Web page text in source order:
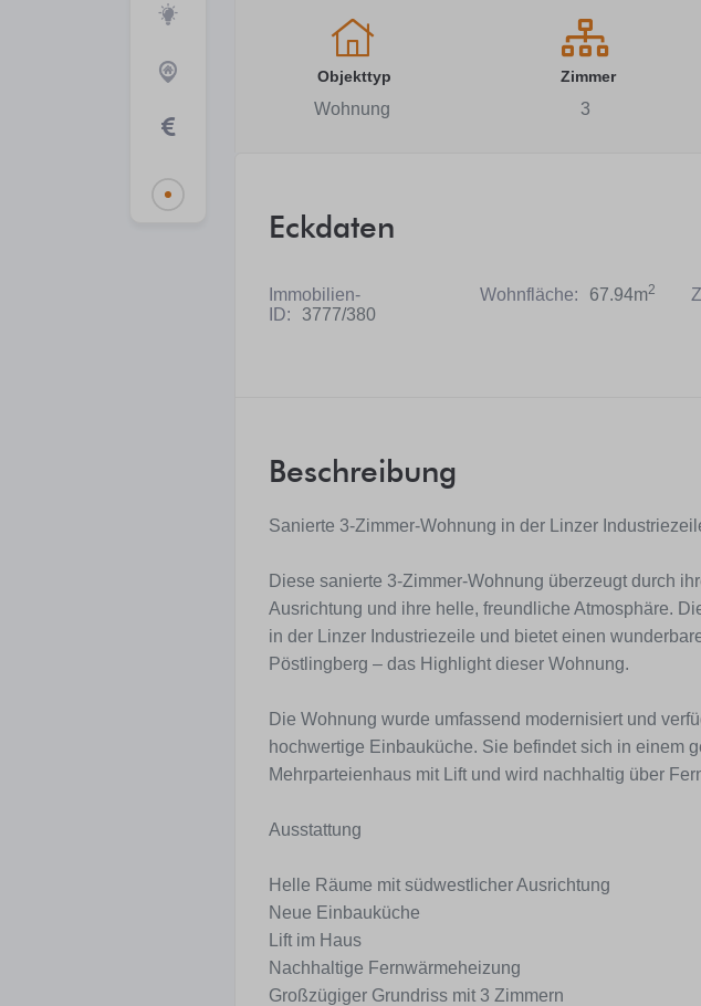
Objekttyp
Wohnung
Zimmer
3
Eckdaten
Immobilien-
ID:
3777/380
Wohnfläche: 67.94m2
Beschreibung
Sanierte 3-Zimmer-Wohnung in der Linzer
Diese sanierte 3-Zimmer-Wohnung überzeugt durch
Ausrichtung und ihre helle, freundliche Atmosphäre.
in der Linzer Industriezeile und bietet einen
Pöstlingberg – das Highlight dieser Wohnung.
Die Wohnung wurde umfassend modernisiert und
hochwertige Einbauküche. Sie befindet sich in einem
Mehrparteienhaus mit Lift und wird nachhaltig über
Ausstattung
Helle Räume mit südwestlicher Ausrichtung
Neue Einbauküche
Lift im Haus
Nachhaltige Fernwärmeheizung
Großzügiger Grundriss mit 3 Zimmern